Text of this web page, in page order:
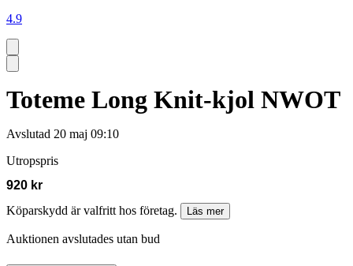
4.9
Toteme Long Knit-kjol NWOT
Avslutad 20 maj 09:10
Utropspris
920 kr
Köparskydd är valfritt hos företag.
Läs mer
Auktionen avslutades utan bud